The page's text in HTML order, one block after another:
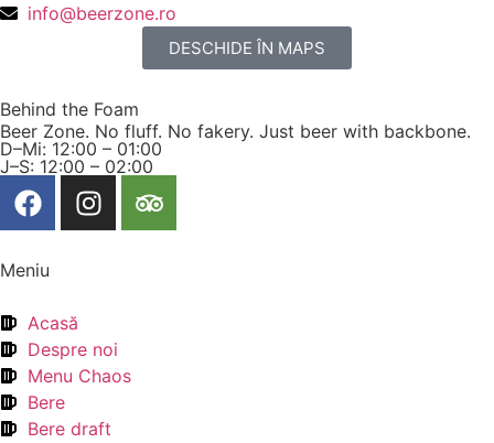
info@beerzone.ro
DESCHIDE ÎN MAPS
Behind the Foam
Beer Zone. No fluff. No fakery. Just beer with backbone.
D–Mi: 12:00 – 01:00
J–S: 12:00 – 02:00
Meniu
Acasă
Despre noi
Menu Chaos
Bere
Bere draft